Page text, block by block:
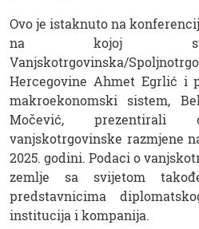
Ovo je istaknuto na
na kojoj su
Vanjskotrgovinska/
Hercegovine Ahmet Egrlić i
makroekonomski sistem,
Močević, prezentirali
vanjskotrgovinske razmjene
2025. godini. Podaci o
zemlje sa svijetom
predstavnicima
institucija i kompanija.